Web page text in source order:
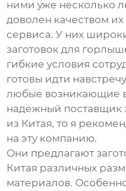
ними уже несколько
доволен качеством
сервиса. У них
заготовок для
гибкие условия
готовы идти
любые возникающие
надежный поставщик
из Китая, то я
на эту компанию.
Они предлагают
Китая различных
материалов.